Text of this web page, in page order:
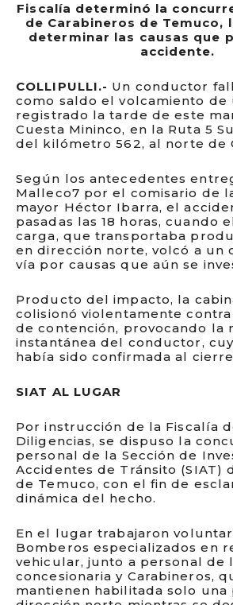
Fiscalía determinó la
de Carabineros de Temuco,
determinar las causas que
accidente.
COLLIPULLI.- Un conductor
como saldo el volcamiento de
registrado la tarde de este
Cuesta Mininco, en la Ruta 5
del kilómetro 562, al norte de
Según los antecedentes
Malleco7 por el comisario de
mayor Héctor Ibarra, el
pasadas las 18 horas, cuando
carga, que transportaba
en dirección norte, volcó a un
vía por causas que aún se
Producto del impacto, la
colisionó violentamente
de contención, provocando la
instantánea del conductor,
había sido confirmada al
SIAT AL LUGAR
Por instrucción de la Fiscalía
Diligencias, se dispuso la
personal de la Sección de
Accidentes de Tránsito (SIAT)
de Temuco, con el fin de
dinámica del hecho.
En el lugar trabajaron
Bomberos especializados en
vehicular, junto a personal de
concesionaria y Carabineros,
mantienen habilitada solo una